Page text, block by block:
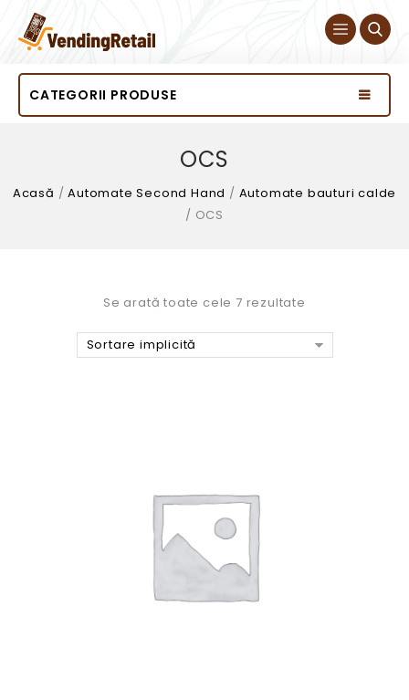
CATEGORII PRODUSE
OCS
Acasă /Automate Second Hand / Automate bauturi calde
/ OCS
Se arată toate cele 7 rezultate
Sortare implicită